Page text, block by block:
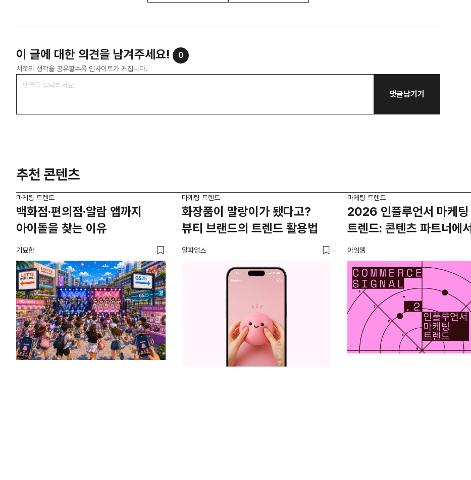
이 글에 대한 의견을 남겨주세요! 0
서로의 생각을 공유할수록 인사이트가 커집니다.
댓글남기기
추천 콘텐츠
마케팅 트렌드
백화점·편의점·알람 앱까지
아이돌을 찾는 이유
기묘한
마케팅 트렌드
화장품이 말랑이가 됐다고?
뷰티 브랜드의 트렌드 활용법
알파앱스
마케팅 트렌드
2026 인플루언서 마케팅
트렌드: 콘텐츠 파트너에서
커머스 파트너로
아임웹